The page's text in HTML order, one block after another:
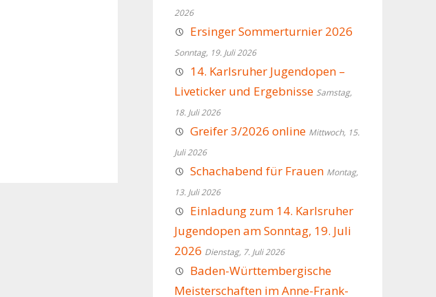
2026
Ersinger Sommerturnier 2026
Sonntag, 19. Juli 2026
14. Karlsruher Jugendopen –
Liveticker und Ergebnisse Samstag,
18. Juli 2026
Greifer 3/2026 online Mittwoch, 15.
Juli 2026
Schachabend für Frauen Montag,
13. Juli 2026
Einladung zum 14. Karlsruher
Jugendopen am Sonntag, 19. Juli
2026 Dienstag, 7. Juli 2026
Baden-Württembergische
Meisterschaften im Anne-Frank-